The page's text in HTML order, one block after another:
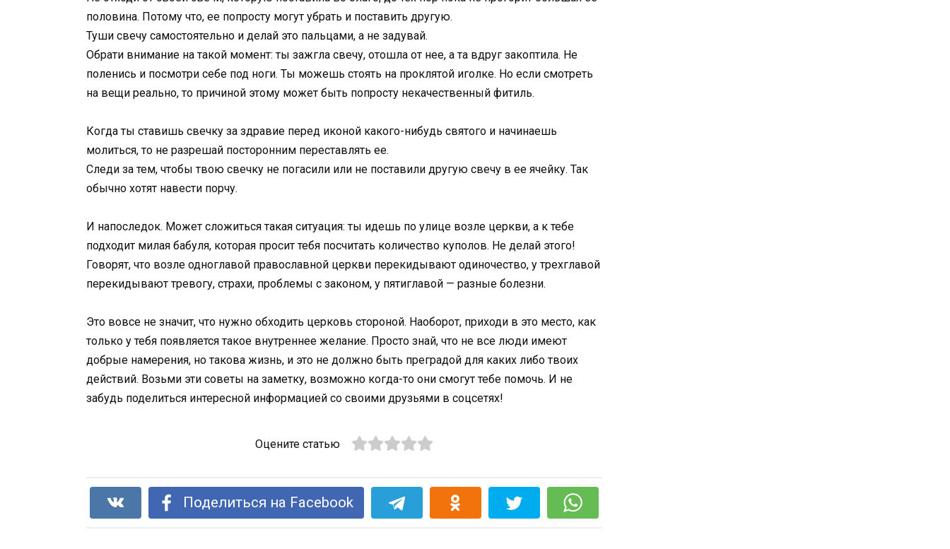
половина. Потому что, ее попросту могут убрать и поставить другую.
Туши свечу самостоятельно и делай это пальцами, а не задувай.
Обрати внимание на такой момент: ты зажгла свечу, отошла от нее, а та вдруг закоптила. Не
поленись и посмотри себе под ноги. Ты можешь стоять на проклятой иголке. Но если смотреть
на вещи реально, то причиной этому может быть попросту некачественный фитиль.
Когда ты ставишь свечку за здравие перед иконой какого-нибудь святого и начинаешь
молиться, то не разрешай посторонним переставлять ее.
Следи за тем, чтобы твою свечку не погасили или не поставили другую свечу в ее ячейку. Так
обычно хотят навести порчу.
И напоследок. Может сложиться такая ситуация: ты идешь по улице возле церкви, а к тебе
подходит милая бабуля, которая просит тебя посчитать количество куполов. Не делай этого!
Говорят, что возле одноглавой православной церкви перекидывают одиночество, у трехглавой
перекидывают тревогу, страхи, проблемы с законом, у пятиглавой — разные болезни.
Это вовсе не значит, что нужно обходить церковь стороной. Наоборот, приходи в это место, как
только у тебя появляется такое внутреннее желание. Просто знай, что не все люди имеют
добрые намерения, но такова жизнь, и это не должно быть преградой для каких либо твоих
действий. Возьми эти советы на заметку, возможно когда-то они смогут тебе помочь. И не
забудь поделиться интересной информацией со своими друзьями в соцсетях!
Оцените статью
Поделиться на Facebook